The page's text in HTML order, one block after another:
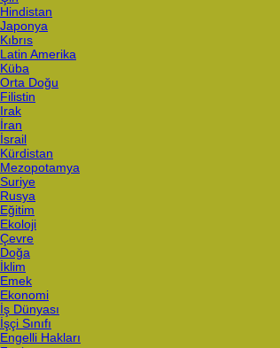
Hindistan
Japonya
Kıbrıs
Latin Amerika
Küba
Orta Doğu
Filistin
Irak
İran
İsrail
Kürdistan
Mezopotamya
Suriye
Rusya
Eğitim
Ekoloji
Çevre
Doğa
İklim
Emek
Ekonomi
İş Dünyası
İşçi Sınıfı
Engelli Hakları